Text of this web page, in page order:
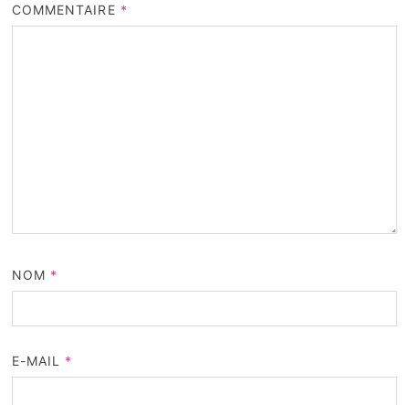
COMMENTAIRE *
NOM *
E-MAIL *